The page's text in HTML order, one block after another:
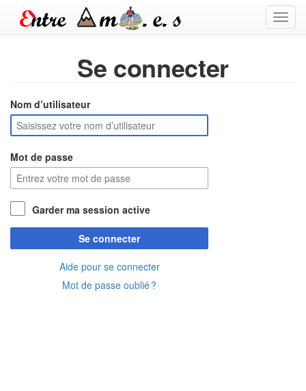
Se connecter
Nom d’utilisateur
Mot de passe
Garder ma session active
Se connecter
Aide pour se connecter
Mot de passe oublié ?